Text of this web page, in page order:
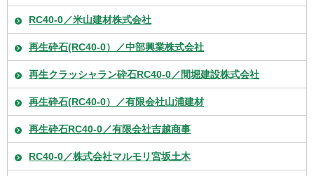
RC40-0／米山建材株式会社
再生砕石(RC40-0）／中部興業株式会社
再生クラッシャラン砕石RC40-0／間堀建設株式会社
再生砕石(RC40-0）／有限会社山浦建材
再生砕石RC40-0／有限会社吉越商事
RC40-0／株式会社マルモリ宮坂土木